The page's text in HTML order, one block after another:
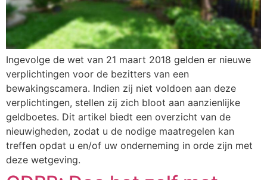
Ingevolge de wet van 21 maart 2018 gelden er nieuwe
verplichtingen voor de bezitters van een
bewakingscamera. Indien zij niet voldoen aan deze
verplichtingen, stellen zij zich bloot aan aanzienlijke
geldboetes. Dit artikel biedt een overzicht van de
nieuwigheden, zodat u de nodige maatregelen kan
treffen opdat u en/of uw onderneming in orde zijn met
deze wetgeving.